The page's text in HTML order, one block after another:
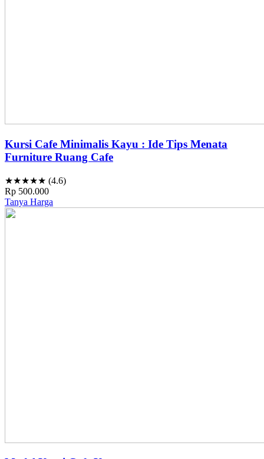
Kursi Cafe Minimalis Kayu : Ide Tips Menata
Furniture Ruang Cafe
★★★★★ (4.6)
Rp 500.000
Tanya Harga